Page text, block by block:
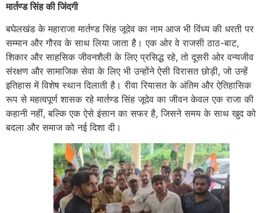
मार्तण्ड सिंह की जिंदगी
बघेलखंड के महाराजा मार्तण्ड सिंह जूदेव का नाम आज भी विंध्य की धरती पर
सम्मान और गौरव के साथ लिया जाता है। एक ओर वे राजसी ठाठ-बाट,
शिकार और साहसिक जीवनशैली के लिए प्रसिद्ध रहे, तो दूसरी ओर वन्यजीव
संरक्षण और सामाजिक सेवा के लिए भी उन्होंने ऐसी विरासत छोड़ी, जो उन्हें
इतिहास में विशेष स्थान दिलाती है। रीवा रियासत के अंतिम और ऐतिहासिक
रूप से महत्वपूर्ण शासक रहे मार्तण्ड सिंह जूदेव का जीवन केवल एक राजा की
कहानी नहीं, बल्कि एक ऐसे इंसान का सफर है, जिसने समय के साथ खुद को
बदला और समाज को नई दिशा दी।